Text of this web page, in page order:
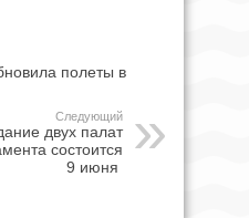
полеты в
Следующий
двух палат
состоится
9 июня